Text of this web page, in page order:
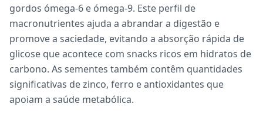
gordos ómega-6 e ómega-9. Este perfil de
macronutrientes ajuda a abrandar a digestão e
promove a saciedade, evitando a absorção rápida de
glicose que acontece com snacks ricos em hidratos de
carbono. As sementes também contêm quantidades
significativas de zinco, ferro e antioxidantes que
apoiam a saúde metabólica.